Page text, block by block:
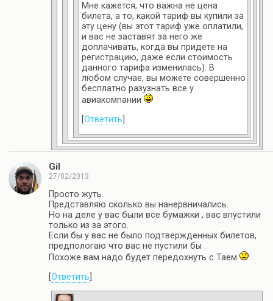
Мне кажется, что важна не цена
билета, а то, какой тариф вы купили за
эту цену (вы этот тариф уже оплатили,
и вас не заставят за него же
доплачивать, когда вы придете на
регистрацию, даже если стоимость
данного тарифа изменилась). В
любом случае, вы можете совершенно
бесплатно разузнать все у
авиакомпании
Ответить
Gil
27/02/2013
Просто жуть.
Представляю сколько вы нанервничались.
Но на деле у вас были все бумажки , вас впустили
только из за этого.
Если бы у вас не было подтвержденных билетов,
предпологаю что вас не пустили бы .
Похоже вам надо будет передохнуть с Таем
Ответить